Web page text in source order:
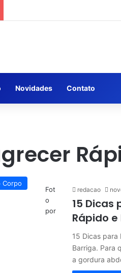
Novidades Contato
Corpo
Fot
o
por
redacao
15 Dicas
Rápido
15 Dicas para
Barriga. Para
a gordura